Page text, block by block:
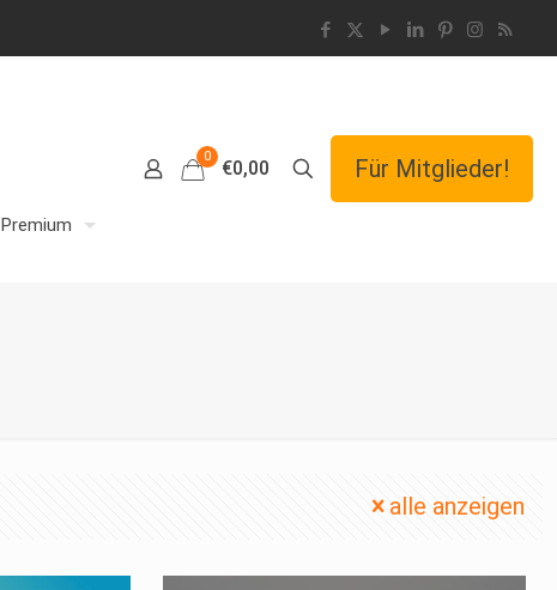
Premium
0
€0,00 Für Mitglieder!
alle anzeigen